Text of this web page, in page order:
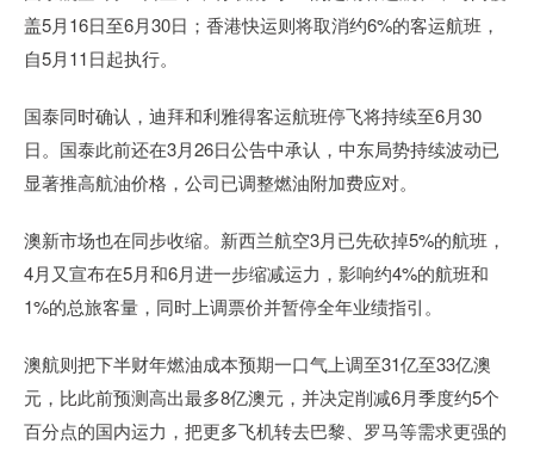
盖5月16日至6月30日；香港快运则将取消约6%的客运航班，
自5月11日起执行。
国泰同时确认，迪拜和利雅得客运航班停飞将持续至6月30
日。国泰此前还在3月26日公告中承认，中东局势持续波动已
显著推高航油价格，公司已调整燃油附加费应对。
澳新市场也在同步收缩。新西兰航空3月已先砍掉5%的航班，
4月又宣布在5月和6月进一步缩减运力，影响约4%的航班和
1%的总旅客量，同时上调票价并暂停全年业绩指引。
澳航则把下半财年燃油成本预期一口气上调至31亿至33亿澳
元，比此前预测高出最多8亿澳元，并决定削减6月季度约5个
百分点的国内运力，把更多飞机转去巴黎、罗马等需求更强的